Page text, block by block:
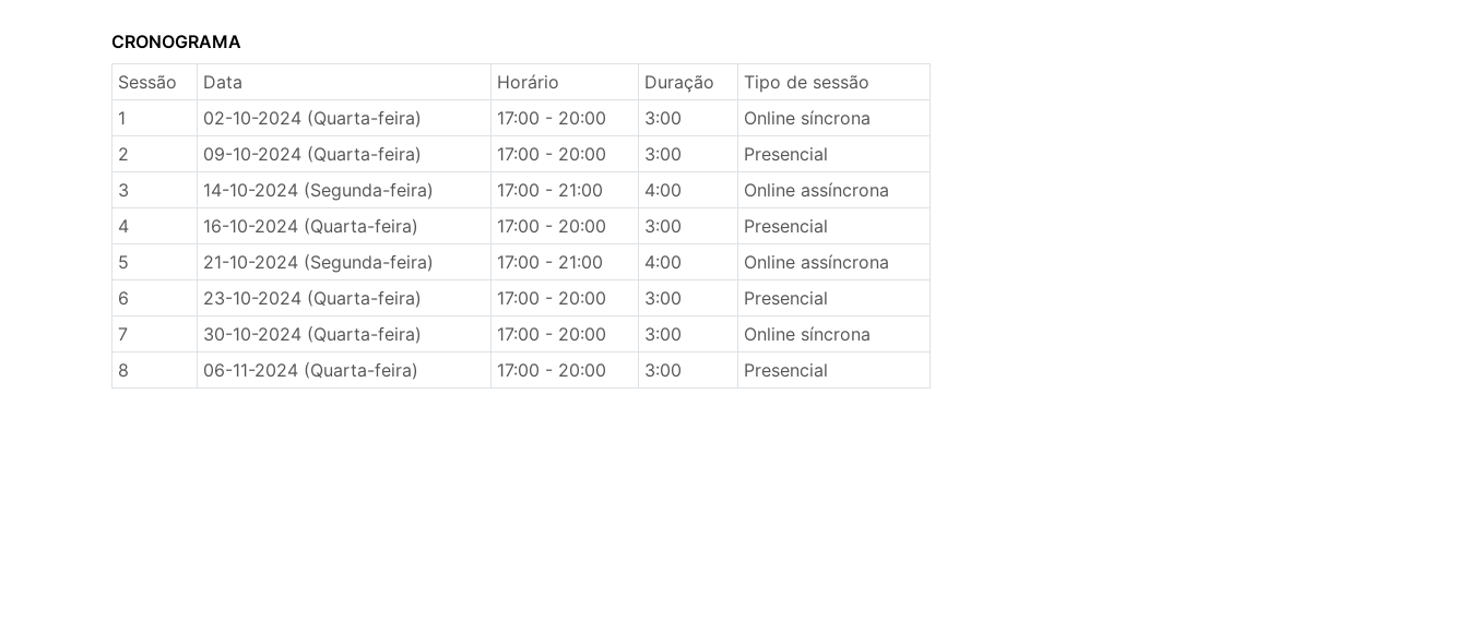
CRONOGRAMA
Sessão
Data Horário Duração
Tipo de sessão
1
02-10-2024 (Quarta-feira) 17:00 - 20:00 3:00
Online síncrona
2
09-10-2024 (Quarta-feira) 17:00 - 20:00 3:00
Presencial
3
14-10-2024 (Segunda-feira) 17:00 - 21:00 4:00
Online assíncrona
4
16-10-2024 (Quarta-feira) 17:00 - 20:00 3:00
Presencial
5
21-10-2024 (Segunda-feira) 17:00 - 21:00 4:00
Online assíncrona
6
23-10-2024 (Quarta-feira) 17:00 - 20:00 3:00
Presencial
7
30-10-2024 (Quarta-feira) 17:00 - 20:00 3:00
Online síncrona
8
06-11-2024 (Quarta-feira) 17:00 - 20:00 3:00 Presencial